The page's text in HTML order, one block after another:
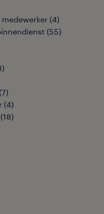
(4)
(55)
)
(7)
(4)
(18)